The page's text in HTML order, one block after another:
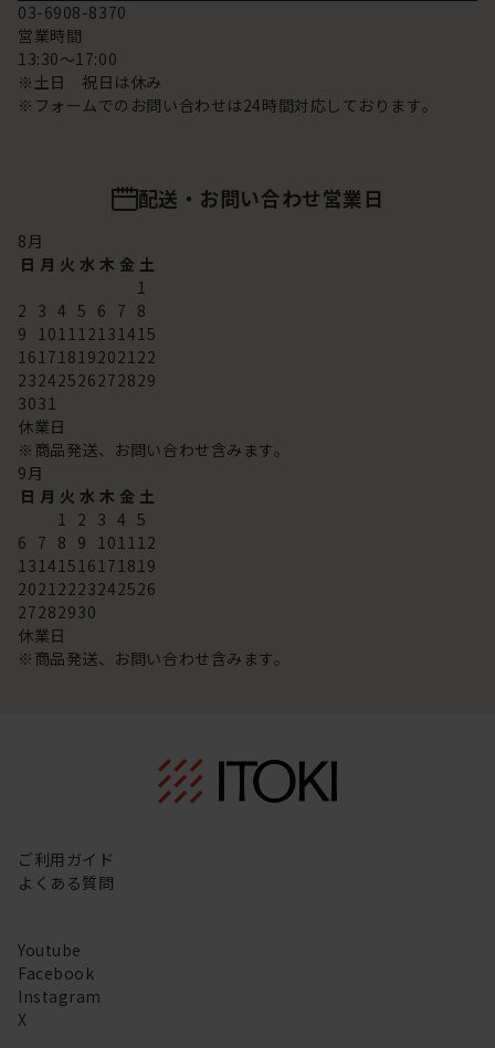
03-6908-8370
営業時間
13:30～17:00
※土日 祝日は休み
※フォームでのお問い合わせは24時間対応しております。
配送・お問い合わせ営業日
8月
日 月 火 水 木 金 土
1
2 3 4 5 6 7 8
9 101112131415
16171819202122
23242526272829
3031
休業日
※商品発送、お問い合わせ含みます。
9月
日 月 火 水 木 金 土
1 2 3 4 5
6 7 8 9 101112
13141516171819
20212223242526
27282930
休業日
※商品発送、お問い合わせ含みます。
ご利用ガイド
よくある質問
Youtube
Facebook
Instagram
X